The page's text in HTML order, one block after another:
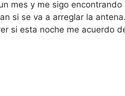
mes y me sigo encontrando
si se va a arreglar la
si esta noche me acuerdo